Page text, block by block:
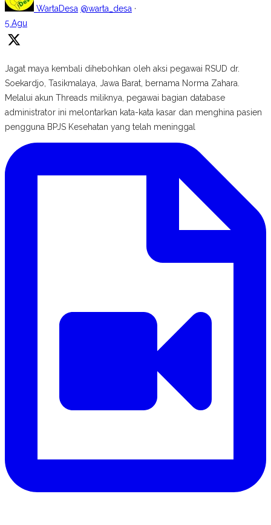
WartaDesa @warta_desa ·
5 Agu
Jagat maya kembali dihebohkan oleh aksi pegawai RSUD dr.
Soekardjo, Tasikmalaya, Jawa Barat, bernama Norma Zahara.
Melalui akun Threads miliknya, pegawai bagian database
administrator ini melontarkan kata-kata kasar dan menghina pasien
pengguna BPJS Kesehatan yang telah meninggal